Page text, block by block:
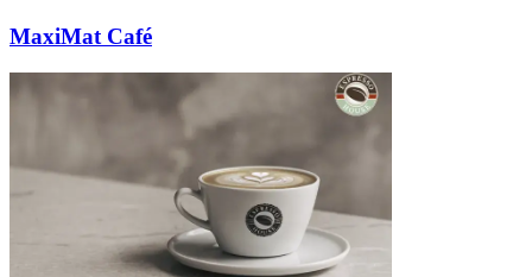
MaxiMat Café